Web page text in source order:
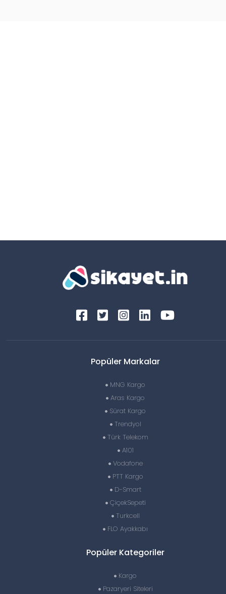
Popüler Markalar
MNG Kargo
Aras Kargo
Sürat Kargo
Trendyol
Türk Telekom
A101
Vodafone
PTT Kargo
D-Smart
ÇiçekSepeti
Turkcell
FLO Ayakkabı
Popüler Kategoriler
Kargo
Pazaryeri Siteleri